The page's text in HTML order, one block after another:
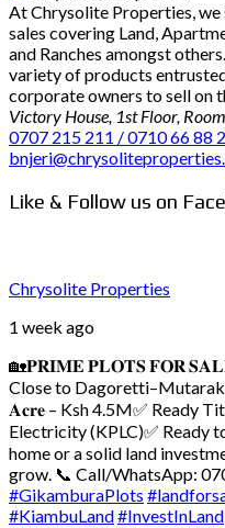
At Chrysolite Properties, we
sales covering Land,
and Ranches amongst
variety of products
corporate owners to sell on
Victory House, 1st Floor,
0707 215 211 / 0710 66 88
Like & Follow us on
Chrysolite Properties
1 week ago
🏡𝐏𝐑𝐈𝐌𝐄 𝐏𝐋𝐎𝐓𝐒 𝐅𝐎𝐑
Close to
𝐀𝐜𝐫𝐞 – Ksh 4.5M✅ Ready
Electricity (KPLC)✅ Ready
home or a solid land
grow. 📞 Call/WhatsApp:
#GikamburaPlots
#KiambuLand#InvestInLand